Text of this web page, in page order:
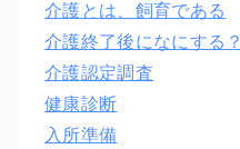
介護とは、飼育である
介護終了後になにする？
介護認定調査
健康診断
入所準備